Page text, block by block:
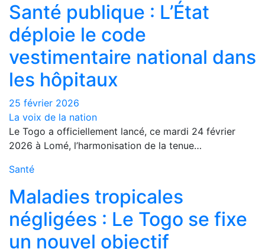
Santé publique : L’État
déploie le code
vestimentaire national dans
les hôpitaux
25 février 2026
La voix de la nation
Le Togo a officiellement lancé, ce mardi 24 février
2026 à Lomé, l’harmonisation de la tenue…
Santé
Maladies tropicales
négligées : Le Togo se fixe
un nouvel objectif